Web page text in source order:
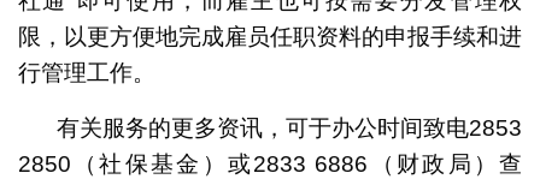
限，以更方便地完成雇员任职资料的申报手续和进
行管理工作。
有关服务的更多资讯，可于办公时间致电2853
2850（社保基金）或2833 6886（财政局）查